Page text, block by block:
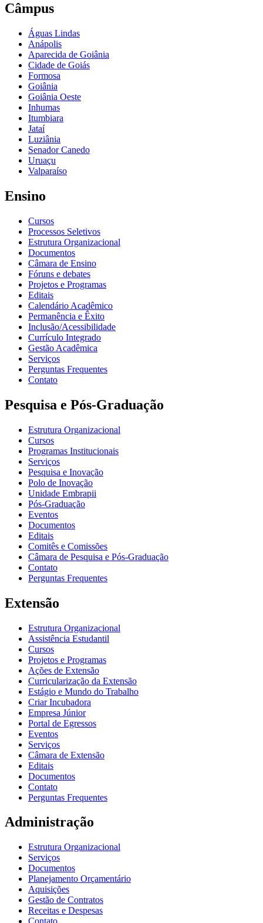
Câmpus
Águas Lindas
Anápolis
Aparecida de Goiânia
Cidade de Goiás
Formosa
Goiânia
Goiânia Oeste
Inhumas
Itumbiara
Jataí
Luziânia
Senador Canedo
Uruaçu
Valparaíso
Ensino
Cursos
Processos Seletivos
Estrutura Organizacional
Documentos
Câmara de Ensino
Fóruns e debates
Projetos e Programas
Editais
Calendário Acadêmico
Permanência e Êxito
Inclusão/Acessibilidade
Currículo Integrado
Gestão Acadêmica
Serviços
Perguntas Frequentes
Contato
Pesquisa e Pós-Graduação
Estrutura Organizacional
Cursos
Programas Institucionais
Serviços
Pesquisa e Inovação
Polo de Inovação
Unidade Embrapii
Pós-Graduação
Eventos
Documentos
Editais
Comitês e Comissões
Câmara de Pesquisa e Pós-Graduação
Contato
Perguntas Frequentes
Extensão
Estrutura Organizacional
Assistência Estudantil
Cursos
Projetos e Programas
Ações de Extensão
Curricularização da Extensão
Estágio e Mundo do Trabalho
Criar Incubadora
Empresa Júnior
Portal de Egressos
Eventos
Serviços
Câmara de Extensão
Editais
Documentos
Contato
Perguntas Frequentes
Administração
Estrutura Organizacional
Serviços
Documentos
Planejamento Orçamentário
Aquisições
Gestão de Contratos
Receitas e Despesas